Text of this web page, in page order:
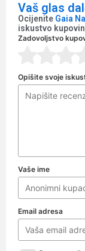
Vaš glas
Ocijenite Gaia
iskustvo
Zadovoljstvo
Opišite svoje
Vaše ime
Email adresa